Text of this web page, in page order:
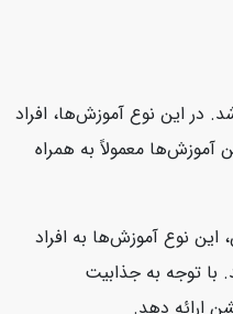
در این نوع آموزش‌ها، افراد
آموزش‌ها معمولاً به همراه
نوع آموزش‌ها به افراد
با توجه به جذابیت
ارائه دهد.